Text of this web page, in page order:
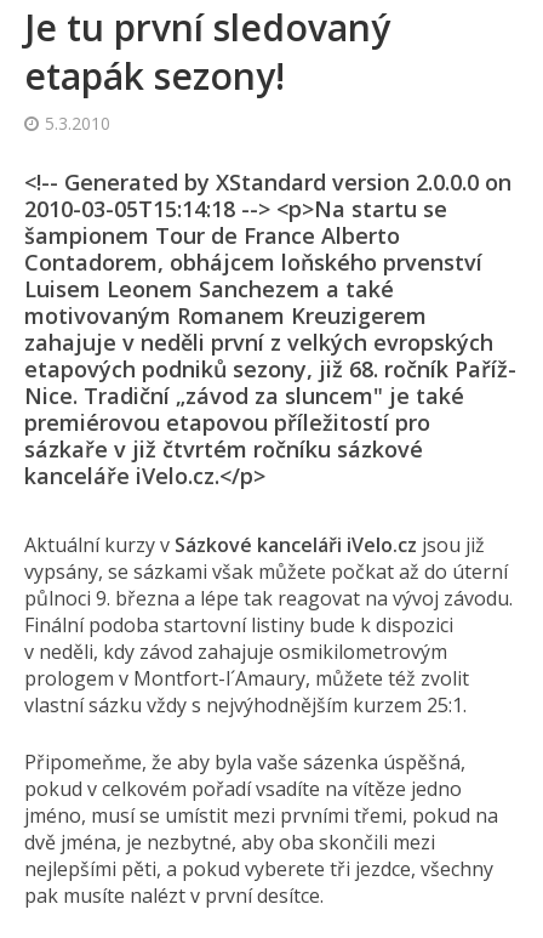
Je tu první sledovaný
etapák sezony!
5.3.2010
<!-- Generated by XStandard version 2.0.0.0 on
2010-03-05T15:14:18 --> <p>Na startu se
šampionem Tour de France Alberto
Contadorem, obhájcem loňského prvenství
Luisem Leonem Sanchezem a také
motivovaným Romanem Kreuzigerem
zahajuje v neděli první z velkých evropských
etapových podniků sezony, již 68. ročník Paříž-
Nice. Tradiční „závod za sluncem" je také
premiérovou etapovou příležitostí pro
sázkaře v již čtvrtém ročníku sázkové
kanceláře iVelo.cz.</p>
Aktuální kurzy v Sázkové kanceláři iVelo.cz jsou již
vypsány, se sázkami však můžete počkat až do úterní
půlnoci 9. března a lépe tak reagovat na vývoj závodu.
Finální podoba startovní listiny bude k dispozici
v neděli, kdy závod zahajuje osmikilometrovým
prologem v Montfort-l´Amaury, můžete též zvolit
vlastní sázku vždy s nejvýhodnějším kurzem 25:1.
Připomeňme, že aby byla vaše sázenka úspěšná,
pokud v celkovém pořadí vsadíte na vítěze jedno
jméno, musí se umístit mezi prvními třemi, pokud na
dvě jména, je nezbytné, aby oba skončili mezi
nejlepšími pěti, a pokud vyberete tři jezdce, všechny
pak musíte nalézt v první desítce.